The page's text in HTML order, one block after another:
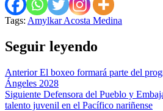
Tags: Amylkar Acosta Medina
Seguir leyendo
AnteriorEl boxeo formará parte del
Ángeles 2028
Siguiente Defensora del Pueblo y
talento juvenil en el Pacífico nariñense